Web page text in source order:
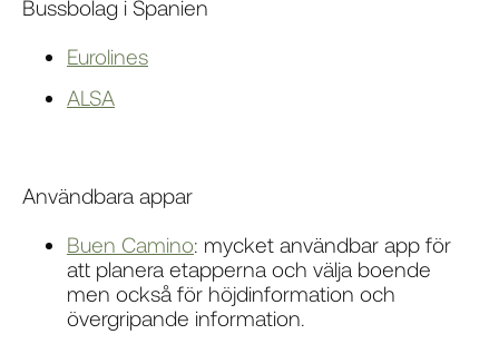
Bussbolag i Spanien
Eurolines
ALSA
Användbara appar
Buen Camino: mycket användbar app för
att planera etapperna och välja boende
men också för höjdinformation och
övergripande information.